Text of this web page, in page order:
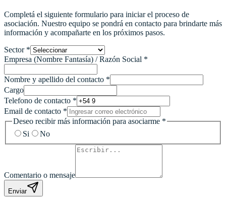
Completá el siguiente formulario para iniciar el proceso de
asociación. Nuestro equipo se pondrá en contacto para brindarte más
información y acompañarte en los próximos pasos.
Sector *
Empresa (Nombre Fantasía) / Razón Social *
Nombre y apellido del contacto *
Cargo
Telefono de contacto *
Email de contacto *
Deseo recibir más información para asociarme *
Si
No
Comentario o mensaje
Enviar